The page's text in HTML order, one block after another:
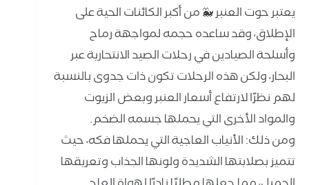
يعتبر حوت العنبر 🐳 من أكبر الكائنات الحية على
الإطلاق، وقد ساعده حجمه لمواجهة رماح
وأسلحة الصيادين في رحلات الصيد الانتحارية عبر
البحار، ولكن هذه الرحلات تكون ذات جدوى بالنسبة
لهم نظرًا لارتفاع أسعار العنبر وبعض الزيوت
والمواد الأخرى التي يحملها جسمه الضخم.
ومن ذلك: الأنياب العاجية التي يحملها فكه، حيث
تتميز بصلابتها الشديدة ولونها الجذاب وتعريقها